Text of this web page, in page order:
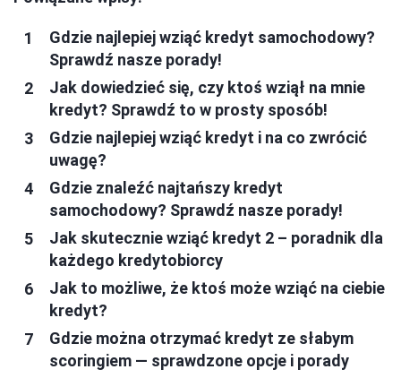
Gdzie najlepiej wziąć kredyt samochodowy?
Sprawdź nasze porady!
Jak dowiedzieć się, czy ktoś wziął na mnie
kredyt? Sprawdź to w prosty sposób!
Gdzie najlepiej wziąć kredyt i na co zwrócić
uwagę?
Gdzie znaleźć najtańszy kredyt
samochodowy? Sprawdź nasze porady!
Jak skutecznie wziąć kredyt 2 – poradnik dla
każdego kredytobiorcy
Jak to możliwe, że ktoś może wziąć na ciebie
kredyt?
Gdzie można otrzymać kredyt ze słabym
scoringiem — sprawdzone opcje i porady